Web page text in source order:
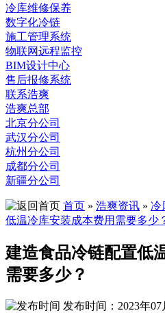
冷库维修保养
数字化冷链
施工管理系统
物联网远程监控
BIM设计中心
售后报修系统
联系浩爽
浩爽总部
北京分公司
武汉分公司
杭州分公司
成都分公司
新疆分公司
首页 » 浩爽资讯 » 冷
低温冷库安装成本费用需要多少
建造食品冷链配置低
需要多少？
发布时间：2023年07